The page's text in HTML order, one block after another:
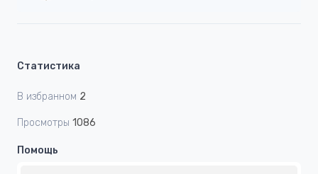
Статистика
В избранном 2
Просмотры 1086
Помощь